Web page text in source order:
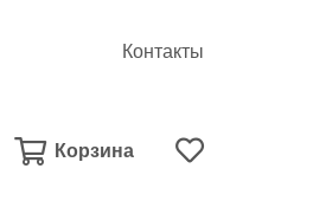
Контакты
Корзина